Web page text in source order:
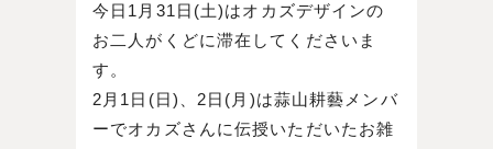
今日1月31日(土)はオカズデザインの
お二人がくどに滞在してくださいま
す。
2月1日(日)、2日(月)は蒜山耕藝メンバ
ーでオカズさんに伝授いただいたお雑